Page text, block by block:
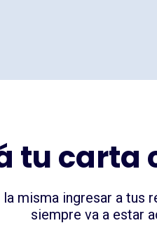
tu carta
misma ingresar a tus
siempre va a estar